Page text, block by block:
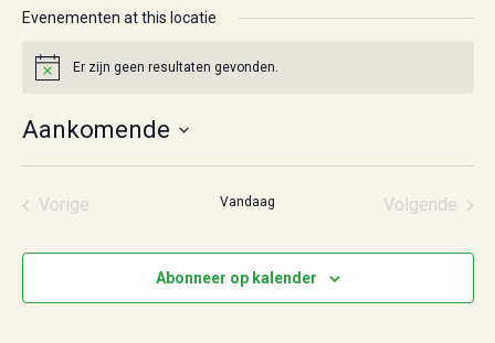
Evenementen at this locatie
BerichtEr zijn geen resultaten gevonden.
Aankomende
datum.
Vorige
Vandaag
Volgende
Abonneer op kalender